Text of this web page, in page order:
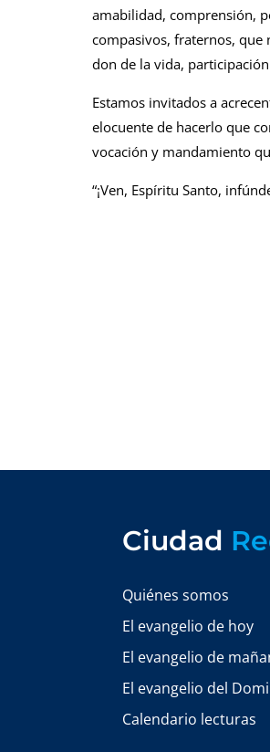
amabilidad, comprensión,
compasivos, fraternos, que
don de la vida,
Estamos invitados a
elocuente de hacerlo que
vocación y mandamiento
“¡Ven, Espíritu Santo,
Ciudad
Quiénes somos
El evangelio de hoy
El evangelio de
El evangelio del
Calendario lecturas